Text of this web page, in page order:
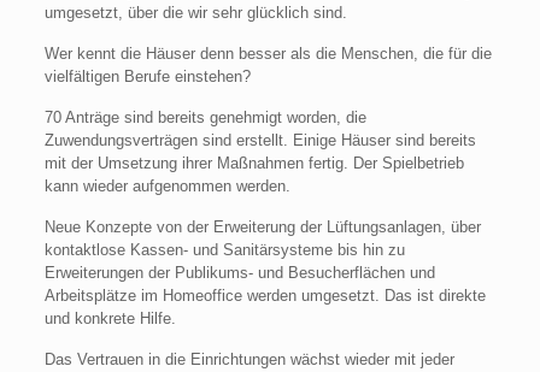
umgesetzt, über die wir sehr glücklich sind.
Wer kennt die Häuser denn besser als die Menschen, die für die
vielfältigen Berufe einstehen?
70 Anträge sind bereits genehmigt worden, die
Zuwendungsverträgen sind erstellt. Einige Häuser sind bereits
mit der Umsetzung ihrer Maßnahmen fertig. Der Spielbetrieb
kann wieder aufgenommen werden.
Neue Konzepte von der Erweiterung der Lüftungsanlagen, über
kontaktlose Kassen- und Sanitärsysteme bis hin zu
Erweiterungen der Publikums- und Besucherflächen und
Arbeitsplätze im Homeoffice werden umgesetzt. Das ist direkte
und konkrete Hilfe.
Das Vertrauen in die Einrichtungen wächst wieder mit jeder